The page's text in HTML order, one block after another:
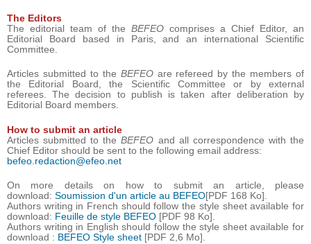
The Editors
The editorial team of the BEFEO comprises a Chief Editor, an
Editorial Board based in Paris, and an international Scientific
Committee.
Articles submitted to the BEFEOare refereed by the members of
the Editorial Board, the Scientific Committee or by external
referees. The decision to publish is taken after deliberation by
Editorial Board members.
How to submit an article
Articles submitted to theBEFEO and all correspondence with the
Chief Editor should be sent to the following email address:
befeo.redaction@efeo.net
On more details on how to submit an article, please
download: Soumission d'un article au BEFEO[PDF 168 Ko].
Authors writing in French should follow the style sheet available for
download: Feuille de style BEFEO [PDF 98 Ko].
Authors writing in English should follow the style sheet available for
download : BEFEO Style sheet [PDF 2,6 Mo].